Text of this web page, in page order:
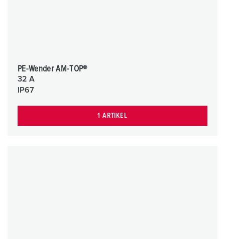
PE-Wender AM-TOP®
32 A
IP67
1 ARTIKEL